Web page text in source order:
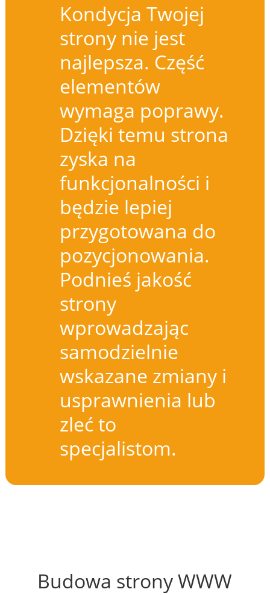
Kondycja Twojej
strony nie jest
najlepsza. Część
elementów
wymaga poprawy.
Dzięki temu strona
zyska na
funkcjonalności i
będzie lepiej
przygotowana do
pozycjonowania.
Podnieś jakość
strony
wprowadzając
samodzielnie
wskazane zmiany i
usprawnienia lub
zleć to
specjalistom.
Budowa strony WWW